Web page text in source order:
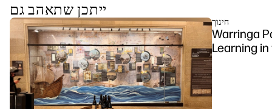
ייתכן שתאהב גם
חינוך
Warringa
Learning
DesignJet